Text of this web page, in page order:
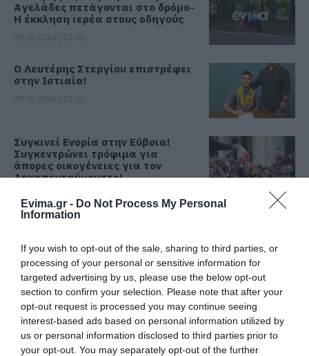
Evima.gr - Do Not Process My Personal
Information
If you wish to opt-out of the sale, sharing to third parties, or
processing of your personal or sensitive information for
targeted advertising by us, please use the below opt-out
section to confirm your selection. Please note that after your
opt-out request is processed you may continue seeing
interest-based ads based on personal information utilized by
us or personal information disclosed to third parties prior to
your opt-out. You may separately opt-out of the further
Αγελάδες πετάγονται στο δρόμο-
Η έκκληση ιερέα στους οδηγούς
Ο Λευτέρης Στεργίου επιστρέφει
στην Ιστιαία!
Συγκινεί Ενορία στην Εύβοια!
Συγκεντρώνει τρόφιμα για
άπορες οικογένειες για τον
Δεκαπενταύγουστο!
Δήμος Χαλκιδέων- Χρήσιμα
τηλέφωνα
09.08.2026 | 10:40
Γνωρίζατε ότι υπάρχει Λουτράκι
και στην Εύβοια;
09.08.2026 | 10:20
Όλες οι τελευταίες ειδήσεις